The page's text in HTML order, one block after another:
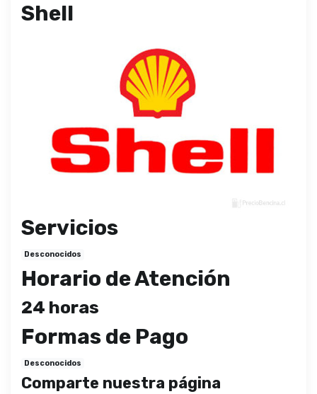
Shell
Servicios
Desconocidos
Horario de Atención
24 horas
Formas de Pago
Desconocidos
Comparte nuestra página